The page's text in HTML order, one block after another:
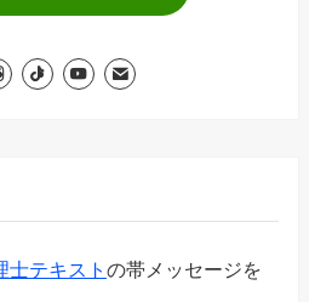
士テキスト の帯メッセージを